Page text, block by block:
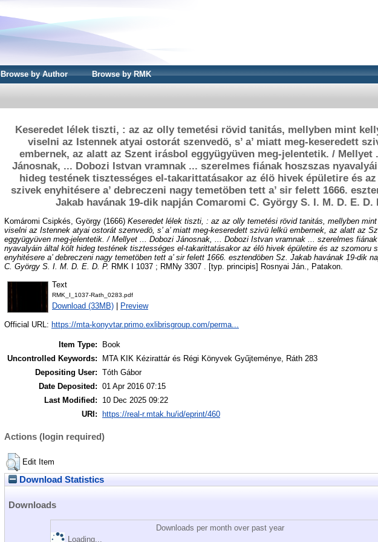
Browse by Author Browse by RMK
Keseredet lélek tiszti, : az az olly temetési rövid tanitás, mellyben mint
viselni az Istennek atyai ostorát szenvedö, s’ a’ miatt meg-keseredett
embernek, az alatt az Szent irásbol eggyügyüven meg-jelentetik. / Mellyet
Jánosnak, ... Dobozi Istvan vramnak ... szerelmes fiának hoszszas
hideg testének tisztességes el-takarittatásakor az élö hivek épületire és
szivek enyhitésere a’ debreczeni nagy temetöben tett a’ sir felett 1666.
Jakab havának 19-dik napján Comaromi C. György S. I. M. D. E. D.
Komáromi Csipkés, György (1666) Keseredet lélek tiszti, : az az olly temetési rövid tanitás, mellyben
viselni az Istennek atyai ostorát szenvedö, s’ a’ miatt meg-keseredett szivü lelkü embernek, az alatt az
eggyügyüven meg-jelentetik. / Mellyet ... Dobozi Jánosnak, ... Dobozi Istvan vramnak ... szerelmes
nyavalyáin által költ hideg testének tisztességes el-takarittatásakor az élö hivek épületire és az szomoru
enyhitésere a’ debreczeni nagy temetöben tett a’ sir felett 1666. esztendöben Sz. Jakab havának 19-dik
C. György S. I. M. D. E. D. P. RMK I 1037 ; RMNy 3307 . [typ. principis] Rosnyai Ján., Patakon.
Text
RMK_I_1037-Rath_0283.pdf
Download (33MB) Preview
Official URL: https://mta-konyvtar.primo.exlibrisgroup.com/perma...
Item Type:
Book
Uncontrolled Keywords:
MTA KIK Kézirattár és Régi Könyvek Gyűjteménye, Ráth 283
Depositing User: Tóth Gábor
Date Deposited: 01 Apr 2016 07:15
Last Modified:
10 Dec 2025 09:22
URI:
https://real-r.mtak.hu/id/eprint/460
Actions (login required)
Edit Item
Download Statistics
Downloads
Downloads per month over past year
Loading...